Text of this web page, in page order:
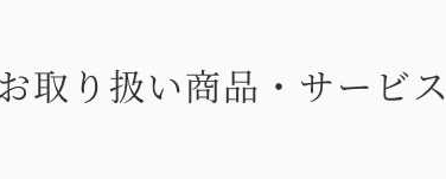
取り扱い商品・サービス